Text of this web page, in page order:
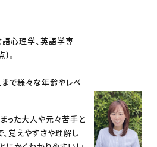
語心理学、英語学専
)。
で様々な年齢やレベ
った大人や元々苦手と
覚えやすさや理解し